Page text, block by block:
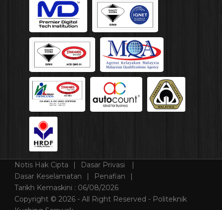
Notis Hak Cipta
Dasar Privasi
Dasar Keselamatan
Penafian
Tarikh Kemaskini : 06/08/2026
Copyright © 2026 - All Right Reserved - Politeknik